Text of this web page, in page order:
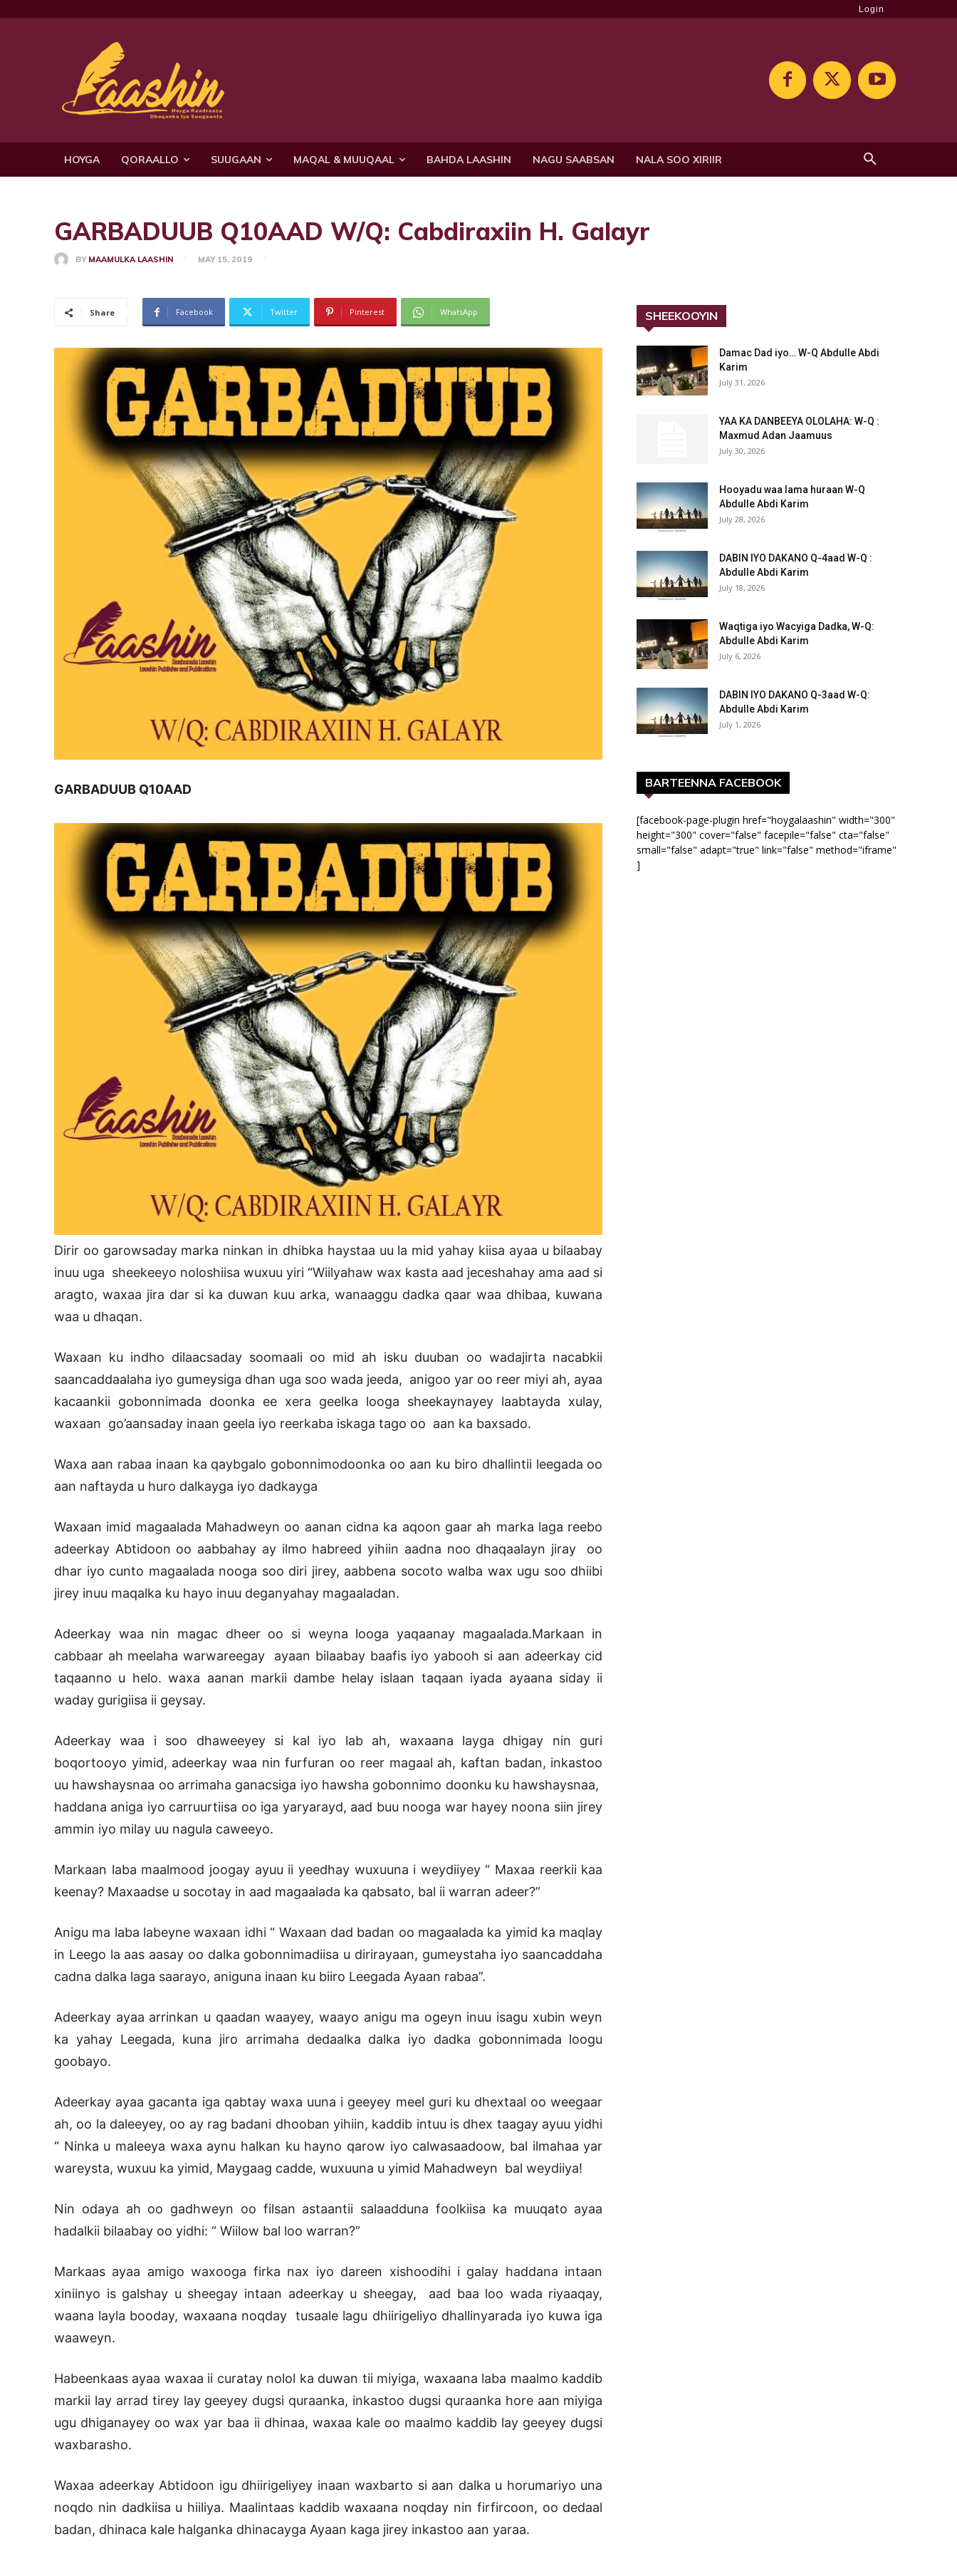
Login
HOYGA QORAALLO SUUGAAN MAQAL & MUUQAAL BAHDA LAASHIN NAGU SAABSAN NALA SOO XIRIIR
GARBADUUB Q10AAD W/Q: Cabdiraxiin H. Galayr
BY MAAMULKA LAASHIN MAY 15, 2019
Share Facebook Twitter Pinterest WhatsApp
GARBADUUB Q10AAD
Dirir oo garowsaday marka ninkan in dhibka haystaa uu la mid yahay kiisa ayaa u bilaabay
inuu uga sheekeeyo noloshiisa wuxuu yiri “Wiilyahaw wax kasta aad jeceshahay ama aad si
aragto, waxaa jira dar si ka duwan kuu arka, wanaaggu dadka qaar waa dhibaa, kuwana
waa u dhaqan.
Waxaan ku indho dilaacsaday soomaali oo mid ah isku duuban oo wadajirta nacabkii
saancaddaalaha iyo gumeysiga dhan uga soo wada jeeda, anigoo yar oo reer miyi ah, ayaa
kacaankii gobonnimada doonka ee xera geelka looga sheekaynayey laabtayda xulay,
waxaan go’aansaday inaan geela iyo reerkaba iskaga tago oo aan ka baxsado.
Waxa aan rabaa inaan ka qaybgalo gobonnimodoonka oo aan ku biro dhallintii leegada oo
aan naftayda u huro dalkayga iyo dadkayga
Waxaan imid magaalada Mahadweyn oo aanan cidna ka aqoon gaar ah marka laga reebo
adeerkay Abtidoon oo aabbahay ay ilmo habreed yihiin aadna noo dhaqaalayn jiray oo
dhar iyo cunto magaalada nooga soo diri jirey, aabbena socoto walba wax ugu soo dhiibi
jirey inuu maqalka ku hayo inuu deganyahay magaaladan.
Adeerkay waa nin magac dheer oo si weyna looga yaqaanay magaalada.Markaan in
cabbaar ah meelaha warwareegay ayaan bilaabay baafis iyo yabooh si aan adeerkay cid
taqaanno u helo. waxa aanan markii dambe helay islaan taqaan iyada ayaana siday ii
waday gurigiisa ii geysay.
Adeerkay waa i soo dhaweeyey si kal iyo lab ah, waxaana layga dhigay nin guri
boqortooyo yimid, adeerkay waa nin furfuran oo reer magaal ah, kaftan badan, inkastoo
uu hawshaysnaa oo arrimaha ganacsiga iyo hawsha gobonnimo doonku ku hawshaysnaa,
haddana aniga iyo carruurtiisa oo iga yaryarayd, aad buu nooga war hayey noona siin jirey
ammin iyo milay uu nagula caweeyo.
Markaan laba maalmood joogay ayuu ii yeedhay wuxuuna i weydiiyey “ Maxaa reerkii kaa
keenay? Maxaadse u socotay in aad magaalada ka qabsato, bal ii warran adeer?”
Anigu ma laba labeyne waxaan idhi “ Waxaan dad badan oo magaalada ka yimid ka maqlay
in Leego la aas aasay oo dalka gobonnimadiisa u dirirayaan, gumeystaha iyo saancaddaha
cadna dalka laga saarayo, aniguna inaan ku biiro Leegada Ayaan rabaa”.
Adeerkay ayaa arrinkan u qaadan waayey, waayo anigu ma ogeyn inuu isagu xubin weyn
ka yahay Leegada, kuna jiro arrimaha dedaalka dalka iyo dadka gobonnimada loogu
goobayo.
Adeerkay ayaa gacanta iga qabtay waxa uuna i geeyey meel guri ku dhextaal oo weegaar
ah, oo la daleeyey, oo ay rag badani dhooban yihiin, kaddib intuu is dhex taagay ayuu yidhi
“ Ninka u maleeya waxa aynu halkan ku hayno qarow iyo calwasaadoow, bal ilmahaa yar
wareysta, wuxuu ka yimid, Maygaag cadde, wuxuuna u yimid Mahadweyn bal weydiiya!
Nin odaya ah oo gadhweyn oo filsan astaantii salaadduna foolkiisa ka muuqato ayaa
hadalkii bilaabay oo yidhi: “ Wiilow bal loo warran?”
Markaas ayaa amigo waxooga firka nax iyo dareen xishoodihi i galay haddana intaan
xiniinyo is galshay u sheegay intaan adeerkay u sheegay, aad baa loo wada riyaaqay,
waana layla booday, waxaana noqday tusaale lagu dhiirigeliyo dhallinyarada iyo kuwa iga
waaweyn.
Habeenkaas ayaa waxaa ii curatay nolol ka duwan tii miyiga, waxaana laba maalmo kaddib
markii lay arrad tirey lay geeyey dugsi quraanka, inkastoo dugsi quraanka hore aan miyiga
ugu dhiganayey oo wax yar baa ii dhinaa, waxaa kale oo maalmo kaddib lay geeyey dugsi
waxbarasho.
Waxaa adeerkay Abtidoon igu dhiirigeliyey inaan waxbarto si aan dalka u horumariyo una
noqdo nin dadkiisa u hiiliya. Maalintaas kaddib waxaana noqday nin firfircoon, oo dedaal
badan, dhinaca kale halganka dhinacayga Ayaan kaga jirey inkastoo aan yaraa.
SHEEKOOYIN
Damac Dad iyo… W-Q Abdulle Abdi
Karim
July 31, 2026
YAA KA DANBEEYA OLOLAHA: W-Q :
Maxmud Adan Jaamuus
July 30, 2026
Hooyadu waa lama huraan W-Q
Abdulle Abdi Karim
July 28, 2026
DABIN IYO DAKANO Q-4aad W-Q :
Abdulle Abdi Karim
July 18, 2026
Waqtiga iyo Wacyiga Dadka, W-Q:
Abdulle Abdi Karim
July 6, 2026
DABIN IYO DAKANO Q-3aad W-Q:
Abdulle Abdi Karim
July 1, 2026
BARTEENNA FACEBOOK
[facebook-page-plugin href="hoygalaashin" width="300"
height="300" cover="false" facepile="false" cta="false"
small="false" adapt="true" link="false" method="iframe"
]